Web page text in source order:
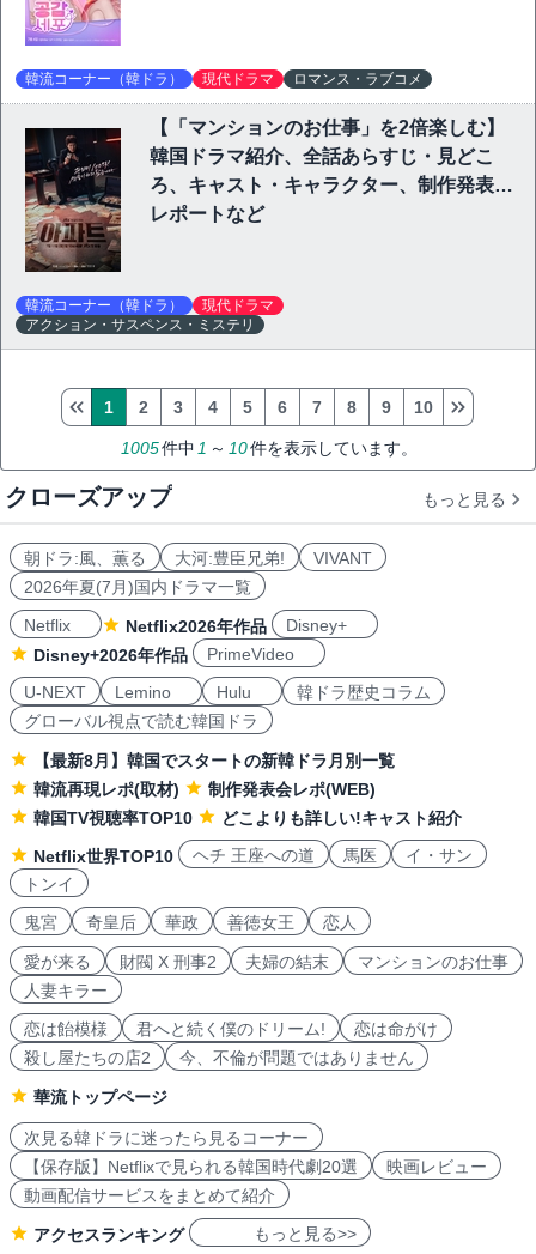
韓流コーナー（韓ドラ） 現代ドラマ ロマンス・ラブコメ
【「マンションのお仕事」を2倍楽しむ】
韓国ドラマ紹介、全話あらすじ・見どこ
ろ、キャスト・キャラクター、制作発表会
レポートなど
韓流コーナー（韓ドラ）
現代ドラマ
アクション・サスペンス・ミステリ
1005件中 1 ～ 10件を表示しています。
1 2 3 4 5 6 7 8 9 10
クローズアップ もっと見る
朝ドラ:風、薫る 大河:豊臣兄弟!
VIVANT
2026年夏(7月)国内ドラマ一覧
Netflix
Netflix2026年作品
Disney+
Disney+2026年作品
PrimeVideo
U-NEXT
Lemino Hulu
韓ドラ歴史コラム
グローバル視点で読む韓国ドラ
【最新8月】韓国でスタートの新韓ドラ月別一覧
韓流再現レポ(取材)
制作発表会レポ(WEB)
韓国TV視聴率TOP10
どこよりも詳しい!キャスト紹介
Netflix世界TOP10
ヘチ 王座への道 馬医
イ・サン
トンイ
鬼宮
奇皇后 華政 善徳女王 恋人
愛が来る 財閥 X 刑事2 夫婦の結末
マンションのお仕事
人妻キラー
恋は飴模様
君へと続く僕のドリーム!
恋は命がけ
殺し屋たちの店2
今、不倫が問題ではありません
華流トップページ
次見る韓ドラに迷ったら見るコーナー
【保存版】Netflixで見られる韓国時代劇20選
映画レビュー
動画配信サービスをまとめて紹介
アクセスランキング もっと見る>>